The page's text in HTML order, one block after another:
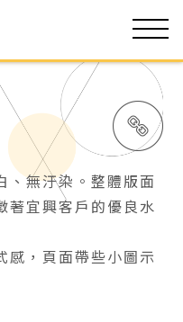
、無汙染。整體版面
著宜興客戶的優良水
感，頁面帶些小圖示